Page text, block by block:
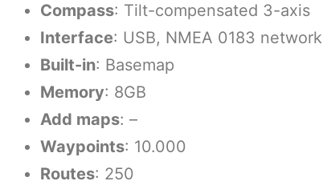
Compass: Tilt-compensated 3-axis
Interface: USB, NMEA 0183 network
Built-in: Basemap
Memory: 8GB
Add maps: –
Waypoints: 10.000
Routes: 250